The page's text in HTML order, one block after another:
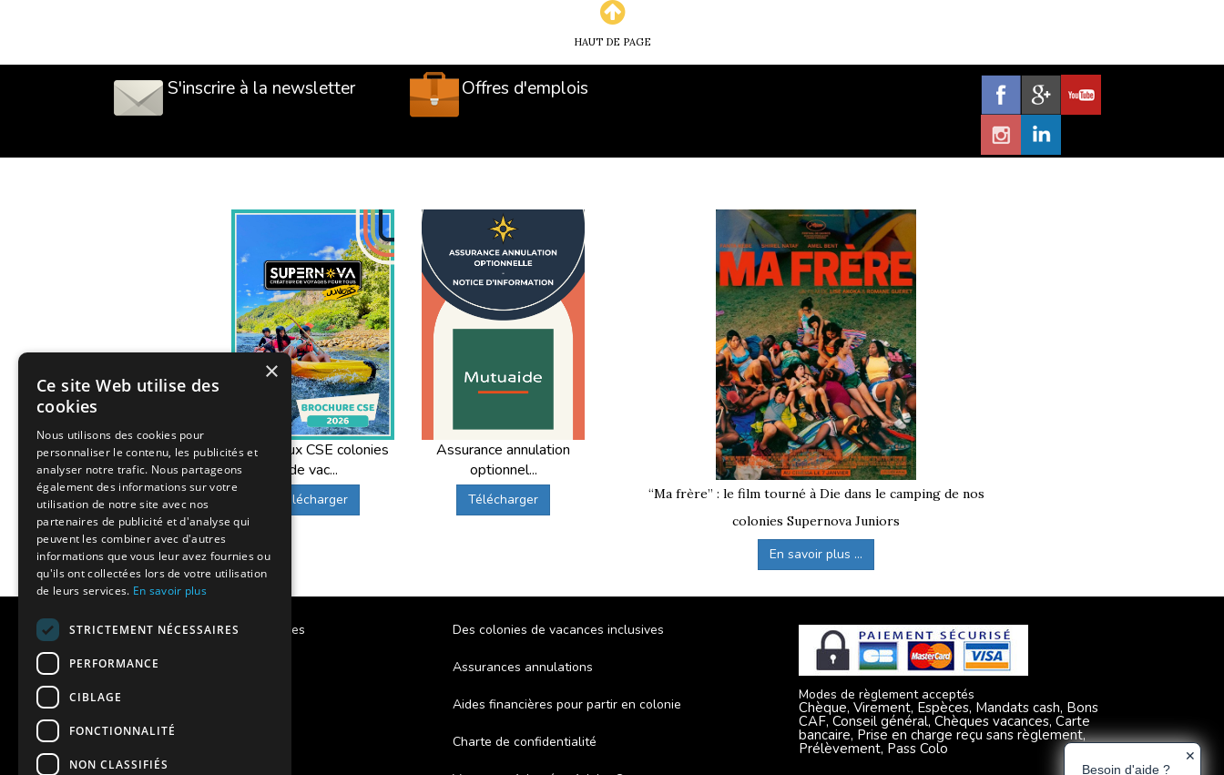
HAUT DE PAGE
S'inscrire à la newsletter Offres d'emplois
Offres aux CSE colonies
de vac...
Télécharger
Assurance annulation
optionnel...
Télécharger
“Ma frère” : le film tourné à Die dans le camping de nos
colonies Supernova Juniors
En savoir plus ...
Calendrier des vacances scolaires
Notre histoire
Notre engagement
Des colonies de vacances inclusives
Assurances annulations
Aides financières pour partir en colonie
Charte de confidentialité
Modes de règlement acceptés
Chèque, Virement, Espèces, Mandats cash, Bons
CAF, Conseil général, Chèques vacances, Carte
bancaire, Prise en charge reçu sans règlement,
Prélèvement, Pass Colo
×
Ce site Web utilise des
cookies
Nous utilisons des cookies pour
personnaliser le contenu, les publicités et
analyser notre trafic. Nous partageons
également des informations sur votre
utilisation de notre site avec nos
partenaires de publicité et d'analyse qui
peuvent les combiner avec d'autres
informations que vous leur avez fournies ou
qu'ils ont collectées lors de votre utilisation
de leurs services. En savoir plus
STRICTEMENT NÉCESSAIRES
PERFORMANCE
CIBLAGE
FONCTIONNALITÉ
NON CLASSIFIÉS Besoin d'aide ?
✕